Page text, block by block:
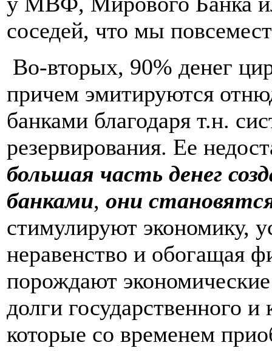
соседей, что мы
Во-вторых, 90% денег
причем эмитируются
банками благодаря т.н.
резервирования. Ее
большая часть денег
банками, они
стимулируют экономику,
неравенство и обогащая
порождают
долги государственного и
которые со временем